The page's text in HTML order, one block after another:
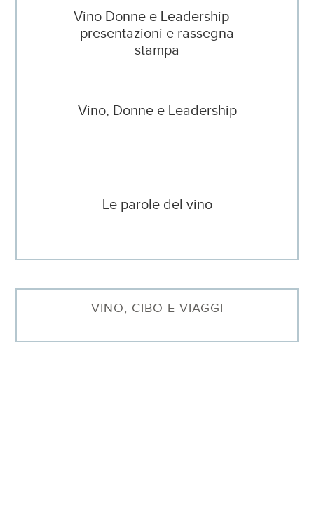
Vino Donne e Leadership –
presentazioni e rassegna
stampa
Vino, Donne e Leadership
Le parole del vino
VINO, CIBO E VIAGGI